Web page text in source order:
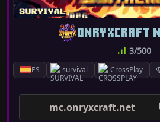
ES survival CrossPlay
ONRYXCRAFT
3/500
mc.onryxcraft.net